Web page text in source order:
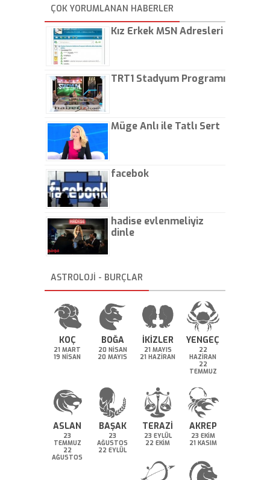
kaptırıyorsunuz. - Kayhan
Gezenti
ÇOK YORUMLANAN HABERLER
Kız Erkek MSN Adresleri
TRT1 Stadyum Programı
Müge Anlı ile Tatlı Sert
facebok
hadise evlenmeliyiz
dinle
ASTROLOJİ - BURÇLAR
KOÇ
21 MART
19 NİSAN
BOĞA
20 NİSAN
20 MAYIS
İKİZLER
21 MAYIS
21 HAZİRAN
YENGEÇ
22
HAZİRAN
22
TEMMUZ
ASLAN
23
TEMMUZ
22
AĞUSTOS
BAŞAK
23
AĞUSTOS
22 EYLÜL
TERAZİ
23 EYLÜL
22 EKİM
AKREP
23 EKİM
21 KASIM